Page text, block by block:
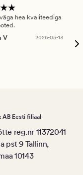
hea kvaliteediga
V
2026-05-13
AB Eesti filiaal
reg.nr 11372041
pst 9 Tallinn,
10143